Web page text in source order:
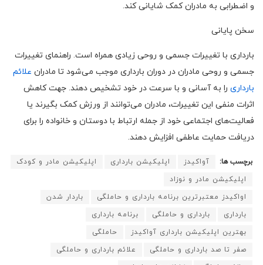
و اضطرابی به مادران کمک شایانی کند.
سخن پایانی
بارداری با تغییرات جسمی و روحی زیادی همراه است. راهنمای تغییرات
جسمی و روحی مادران در دوران بارداری موجب می‌شود تا مادران علائم
بارداری را به آسانی و با سرعت در خود تشخیص دهند. جهت کاهش
اثرات منفی این تغییرات، مادران می‌توانند از ورزش کمک بگیرند یا
فعالیت‌های اجتماعی خود از جمله ارتباط با دوستان و خانواده را برای
دریافت حمایت عاطفی افزایش دهند.
برچسب ها: آواکیدز اپلیکیشن بارداری
اپلیکیشن مادر و کودک
اپلیکیشن مادر و نوزاد
اواکیدز معتبرترین برنامه بارداری و حاملگی
باردار شدن
بارداری
بارداری و حاملگی
برنامه بارداری
بهترین اپلیکیشن بارداری آواکیدز
حاملگی
صفر تا صد بارداری و حاملگی
علائم بارداری و حاملگی